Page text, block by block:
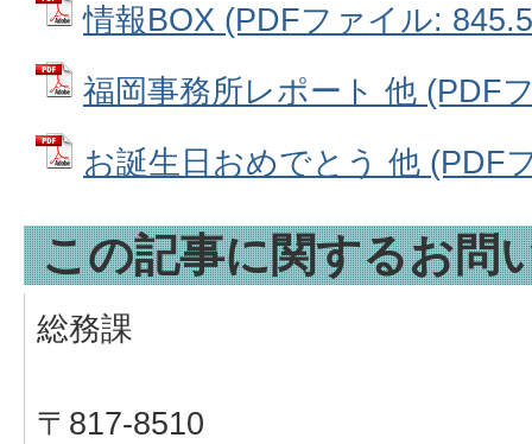
情報BOX (PDFファイル:
福岡事務所レポート 他 (PDF
お誕生日おめでとう 他 (PDF
この記事に関するお問
総務課
〒817-8510